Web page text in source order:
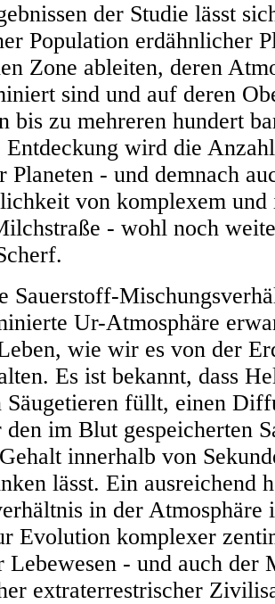
der Studie lässt
Population erdähnlicher
Zone ableiten, deren
sind und auf deren
bis zu mehreren hundert
Entdeckung wird die
Planeten - und demnach
von komplexem
- wohl noch
Sauerstoff-
Ur-Atmosphäre
wie wir es von der
Es ist bekannt, dass
Säugetieren füllt, einen
den im Blut gespeicherten
innerhalb von
lässt. Ein ausreichend
in der Atmosphäre
Evolution komplexer
Lebewesen - und auch der
extraterrestrischer